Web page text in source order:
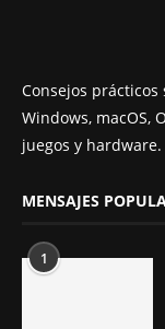
Consejos
Windows, macOS,
juegos y hardware.
MENSAJES
1